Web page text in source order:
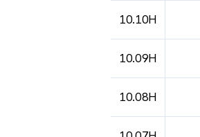
10.10H
10.09H
10.08H